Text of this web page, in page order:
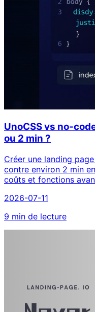
UnoCSS vs no-
ou 2 min ?
Créer une landing
contre environ 2 min
coûts et fonctions
2026-07-11
9 min de lecture